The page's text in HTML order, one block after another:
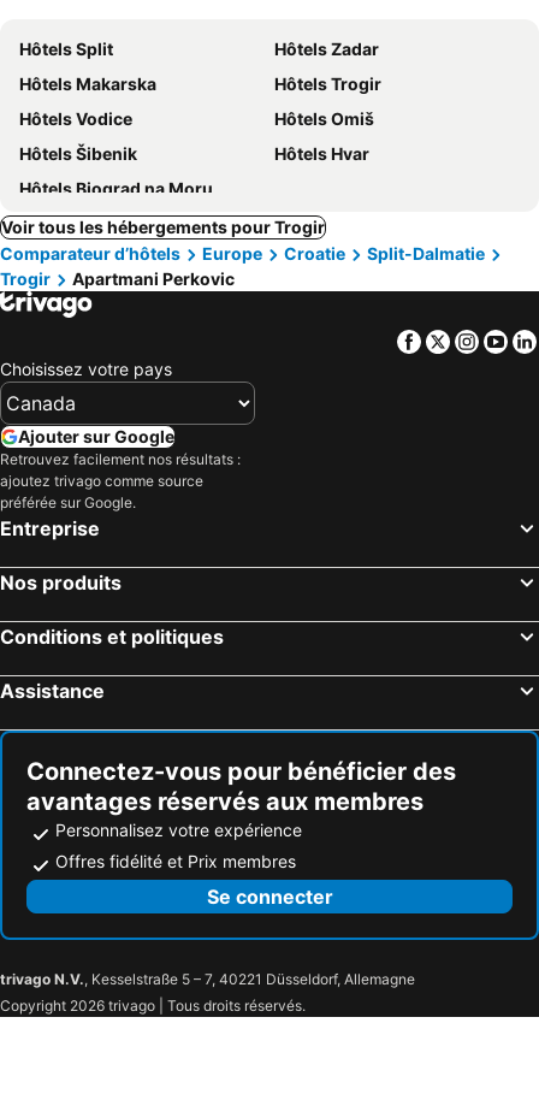
Hôtels Split
Hôtels Zadar
Hôtels Makarska
Hôtels Trogir
Hôtels Vodice
Hôtels Omiš
Hôtels Šibenik
Hôtels Hvar
Hôtels Biograd na Moru
Voir tous les hébergements pour Trogir
Comparateur d’hôtels
Europe Croatie
Split-Dalmatie
Trogir
Apartmani Perkovic
Facebook
Twitter
Choisissez votre pays
Ajouter sur Google
Retrouvez facilement nos résultats :
ajoutez trivago comme source
préférée sur Google.
Entreprise
Nos produits
Conditions et politiques
Assistance
Connectez-vous pour bénéficier des
avantages réservés aux membres
Personnalisez votre expérience
Offres fidélité et Prix membres
Se connecter
trivago N.V., Kesselstraße 5 – 7, 40221 Düsseldorf, Allemagne
Copyright 2026 trivago | Tous droits réservés.